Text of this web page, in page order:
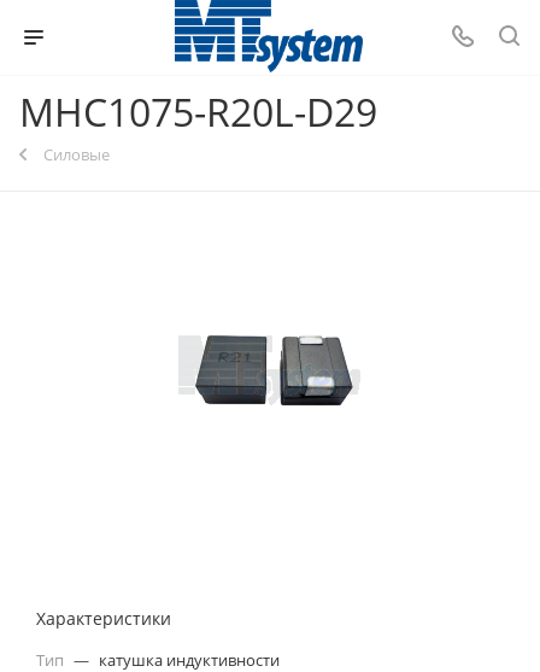
MHC1075-R20L-D29
Силовые
Характеристики
Тип — катушка индуктивности